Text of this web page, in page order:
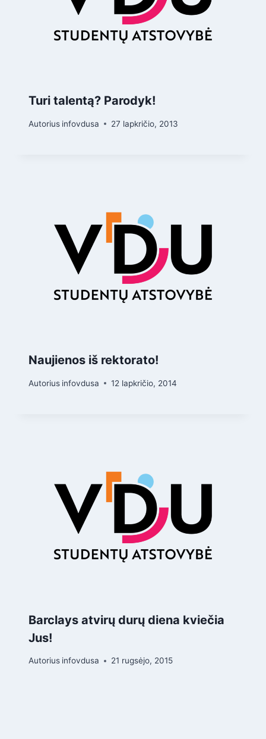
Turi talentą? Parodyk!
Autorius infovdusa 27 lapkričio, 2013
Naujienos iš rektorato!
Autorius infovdusa 12 lapkričio, 2014
Barclays atvirų durų diena kviečia
Jus!
Autorius infovdusa 21 rugsėjo, 2015